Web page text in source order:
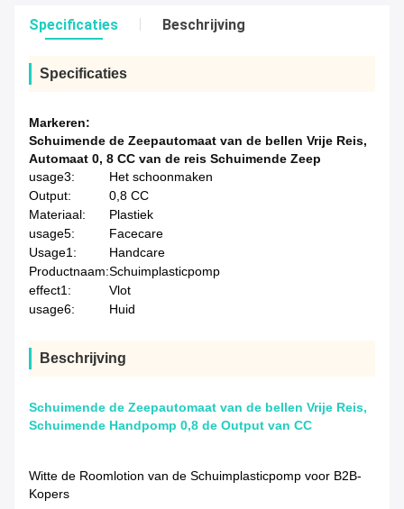
Specificaties Beschrijving
Specificaties
Markeren:
Schuimende de Zeepautomaat van de bellen Vrije Reis,
Automaat 0, 8 CC van de reis Schuimende Zeep
usage3:
Het schoonmaken
Output:
0,8 CC
Materiaal:
Plastiek
usage5:
Facecare
Usage1:
Handcare
Productnaam:Schuimplasticpomp
effect1:
Vlot
usage6:
Huid
Beschrijving
Schuimende de Zeepautomaat van de bellen Vrije Reis,
Schuimende Handpomp 0,8 de Output van CC
Witte de Roomlotion van de Schuimplasticpomp voor B2B-
Kopers